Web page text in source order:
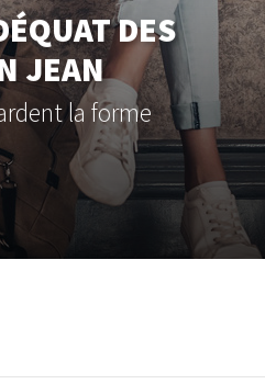
DES
JEAN
la forme